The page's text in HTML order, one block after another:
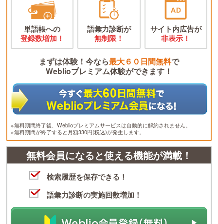
単語帳への
登録数増加！
語彙力診断が
無制限！
サイト内広告が
非表示！
まずは体験！今なら最大６０日間無料で
Weblioプレミアム体験ができます！
※無料期間終了後、Weblioプレミアムサービスは自動的に解約されません。
※無料期間が終了すると月額330円(税込)が発生します。
無料会員になると使える機能が満載！
検索履歴を保存できる！
語彙力診断の実施回数増加！